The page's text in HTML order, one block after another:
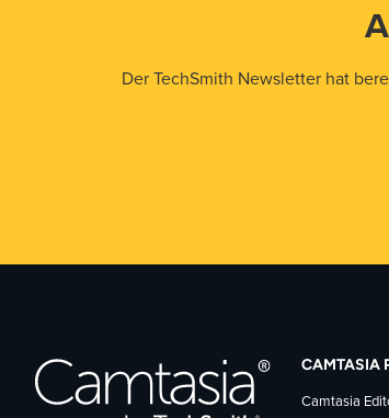
Der TechSmith Newsletter hat
CAMTASIA
Camtasia